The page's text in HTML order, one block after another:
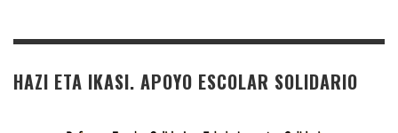
HAZI ETA IKASI. APOYO ESCOLAR SOLIDARIO